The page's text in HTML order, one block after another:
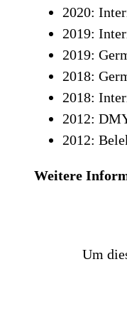
2020:
2019:
2019:
2018:
2018:
2012:
2012:
Weitere
Um